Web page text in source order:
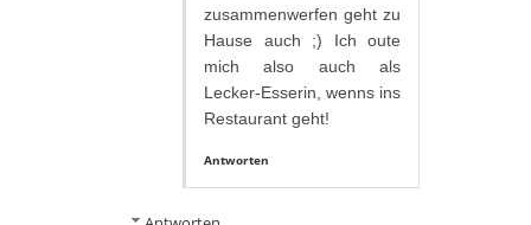
zusammenwerfen geht zu
Hause auch ;) Ich oute
mich also auch als
Lecker-Esserin, wenns ins
Restaurant geht!
Antworten